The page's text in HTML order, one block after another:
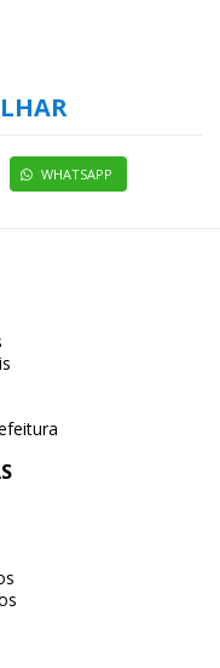
WHATSAPP